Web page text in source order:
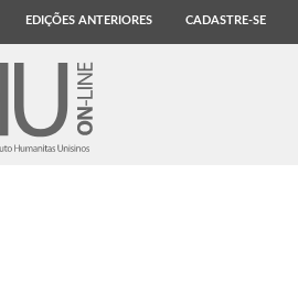
EDIÇÕES ANTERIORES CADASTRE-SE